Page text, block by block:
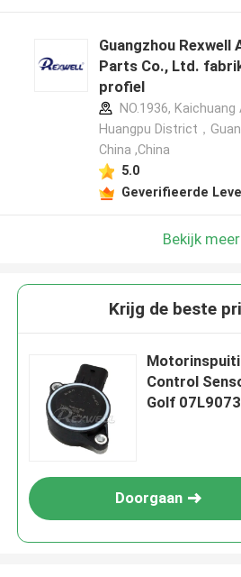
Guangzhou Rexwell
Parts Co., Ltd.
profiel
NO.1936, Kaichuang
Huangpu District，
China ,China
5.0
Geverifieerde
Bekijk meer
Krijg de beste
Control
Golf
Doorgaan